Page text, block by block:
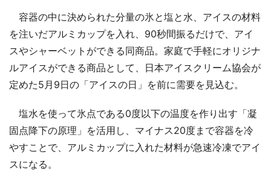
容器の中に決められた分量の氷と塩と水、アイスの材料
を注いだアルミカップを入れ、90秒間振るだけで、アイ
スやシャーベットができる同商品。家庭で手軽にオリジナ
ルアイスができる商品として、日本アイスクリーム協会が
定めた5月9日の「アイスの日」を前に需要を見込む。
塩水を使って氷点である0度以下の温度を作り出す「凝
固点降下の原理」を活用し、マイナス20度まで容器を冷
やすことで、アルミカップに入れた材料が急速冷凍でアイ
スになる。